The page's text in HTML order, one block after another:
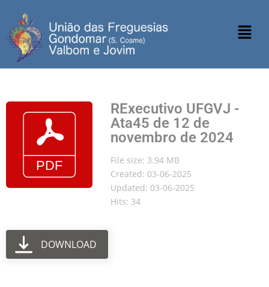
RExecutivo UFGVJ -
Ata45 de 12 de
novembro de 2024
File size: 3.94 MB
Created: 03-06-2025
Updated: 03-06-2025
Hits: 34
DOWNLOAD